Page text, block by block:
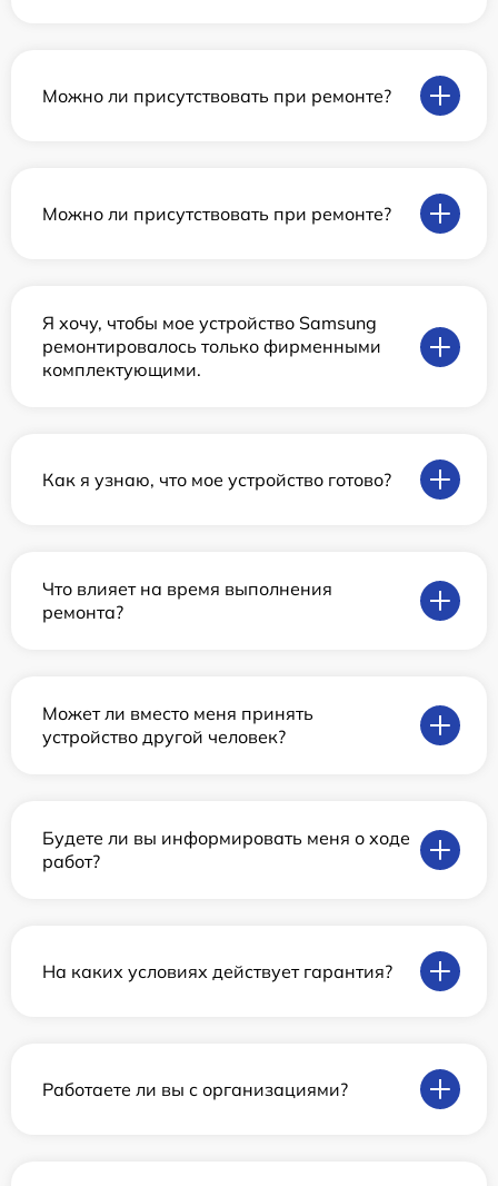
Можно ли присутствовать при ремонте?
Можно ли присутствовать при ремонте?
Я хочу, чтобы мое устройство Samsung
ремонтировалось только фирменными
комплектующими.
Как я узнаю, что мое устройство готово?
Что влияет на время выполнения
ремонта?
Может ли вместо меня принять
устройство другой человек?
Будете ли вы информировать меня о ходе
работ?
На каких условиях действует гарантия?
Работаете ли вы с организациями?